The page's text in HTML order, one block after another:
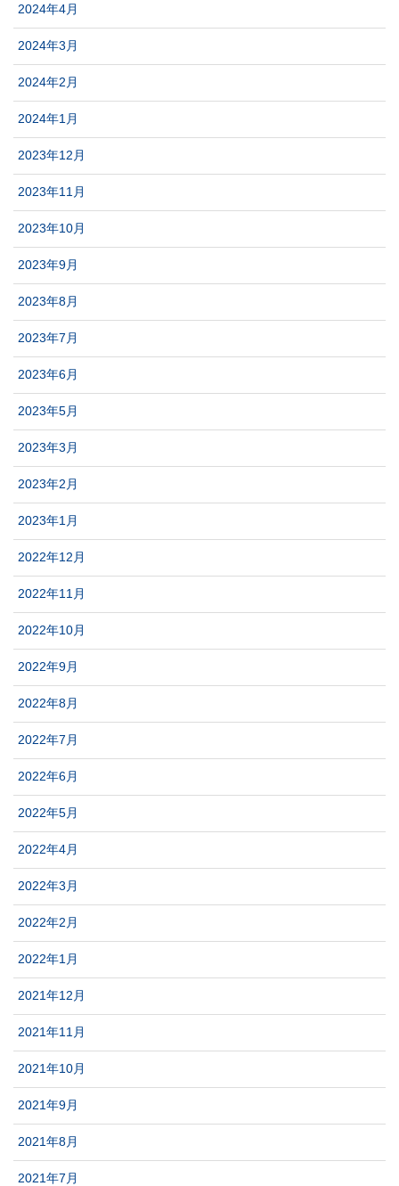
2024年4月
2024年3月
2024年2月
2024年1月
2023年12月
2023年11月
2023年10月
2023年9月
2023年8月
2023年7月
2023年6月
2023年5月
2023年3月
2023年2月
2023年1月
2022年12月
2022年11月
2022年10月
2022年9月
2022年8月
2022年7月
2022年6月
2022年5月
2022年4月
2022年3月
2022年2月
2022年1月
2021年12月
2021年11月
2021年10月
2021年9月
2021年8月
2021年7月